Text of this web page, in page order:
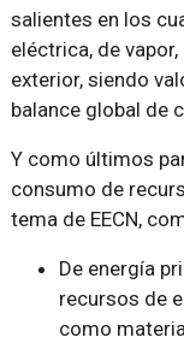
salientes en los
eléctrica, de
exterior, siendo
balance global de
Y como últimos
consumo de
tema de EECN,
De energía
recursos de
como